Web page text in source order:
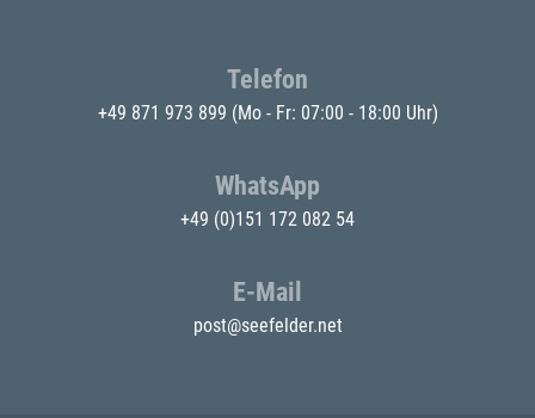
Telefon
+49 871 973 899 (Mo - Fr: 07:00 - 18:00 Uhr)
WhatsApp
+49 (0)151 172 082 54
E-Mail
post@seefelder.net